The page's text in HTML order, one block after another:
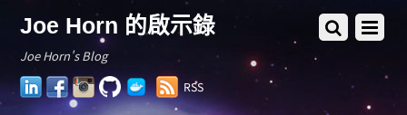
Joe Horn 的啟示錄
Joe Horn's Blog
LinkedInFacebookInstagram
GitHubDocker
Hub
RSS